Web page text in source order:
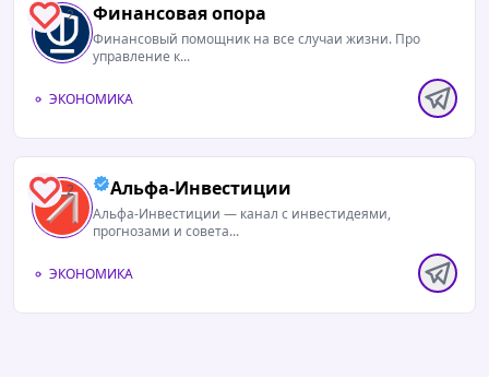
2 Финансовая опора
Финансовый помощник на все случаи жизни. Про
управление к...
ЭКОНОМИКА
2 Альфа-Инвестиции
Альфа-Инвестиции — канал с инвестидеями,
прогнозами и совета...
ЭКОНОМИКА